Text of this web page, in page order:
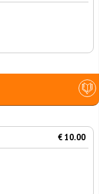
€ 10.00